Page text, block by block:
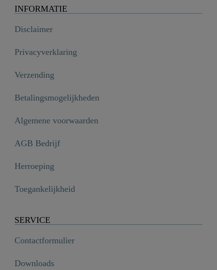
INFORMATIE
Disclaimer
Privacyverklaring
Verzending
Betalingsmogelijkheden
Algemene voorwaarden
AGB Bedrijf
Herroeping
Toegankelijkheid
SERVICE
Contactformulier
Downloads